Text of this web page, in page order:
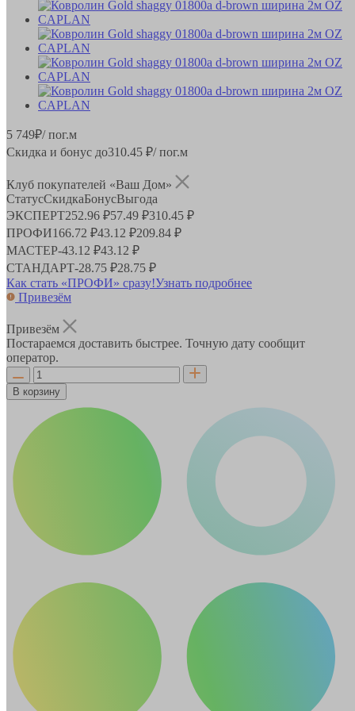
5 749₽/ пог.м
Скидка и бонус до310.45 ₽/ пог.м
Клуб покупателей «Ваш Дом»
СтатусСкидкаБонусВыгода
ЭКСПЕРТ252.96 ₽57.49 ₽310.45 ₽
ПРОФИ166.72 ₽43.12 ₽209.84 ₽
МАСТЕР-43.12 ₽43.12 ₽
СТАНДАРТ-28.75 ₽28.75 ₽
Как стать «ПРОФИ» сразу!Узнать подробнее
Привезём
Привезём
Постараемся доставить быстрее. Точную дату сообщит
оператор.
В корзину